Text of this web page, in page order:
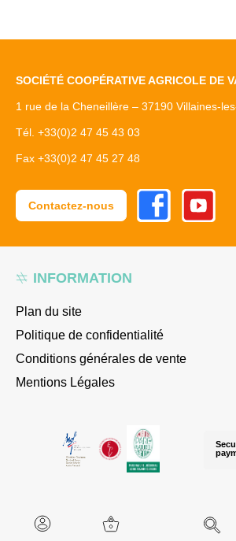
INFORMATION
Plan du site
Politique de confidentialité
Conditions générales de vente
Mentions Légales
SOCIÉTÉ COOPÉRATIVE AGRICOLE DE
1 rue de la Cheneillère – 37190 Villaines-
Tél. +33(0)2 47 45 43 03
Fax +33(0)2 47 45 27 48
Contactez-nous
FacebookYoutube